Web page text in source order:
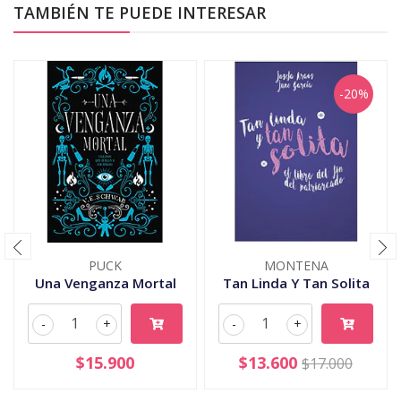
TAMBIÉN TE PUEDE INTERESAR
PUCK
Una Venganza Mortal
+
-
$15.900
-20%
MONTENA
Tan Linda Y Tan Solita
+
-
$13.600 $17.000